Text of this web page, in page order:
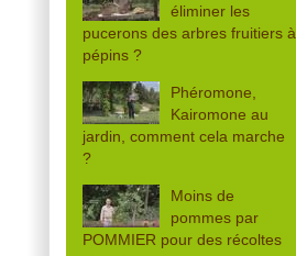
éliminer les
pucerons des arbres fruitiers à
pépins ?
Phéromone,
Kairomone au
jardin, comment cela marche
?
Moins de
pommes par
POMMIER pour des récoltes